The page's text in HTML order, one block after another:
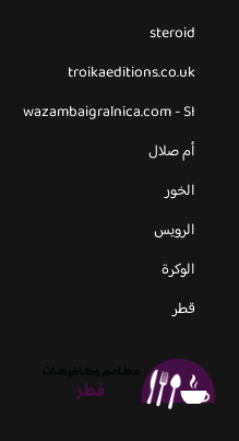
steroid
troikaeditions.co.uk
wazambaigralnica.com - SI
أم صلال
الخور
الرويس
الوكرة
قطر